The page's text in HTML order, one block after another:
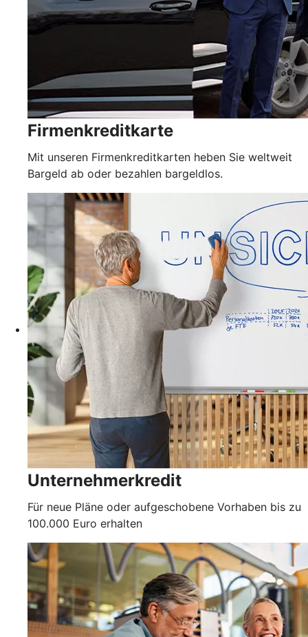
Firmenkreditkarte
Mit unseren Firmenkreditkarten heben Sie weltweit
Bargeld ab oder bezahlen bargeldlos.
Unternehmerkredit
Für neue Pläne oder aufgeschobene Vorhaben bis zu
100.000 Euro erhalten